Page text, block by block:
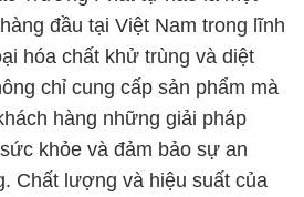
khỏe và đảm bảo sự an
Chất lượng và hiệu suất của
tôi đã được kiểm chứng
rãi trong nhiều ngành công
y tế đến sản xuất thực phẩm